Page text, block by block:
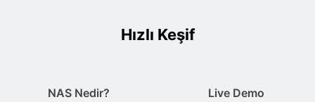
Hızlı Keşif
NAS Nedir?
Live Demo